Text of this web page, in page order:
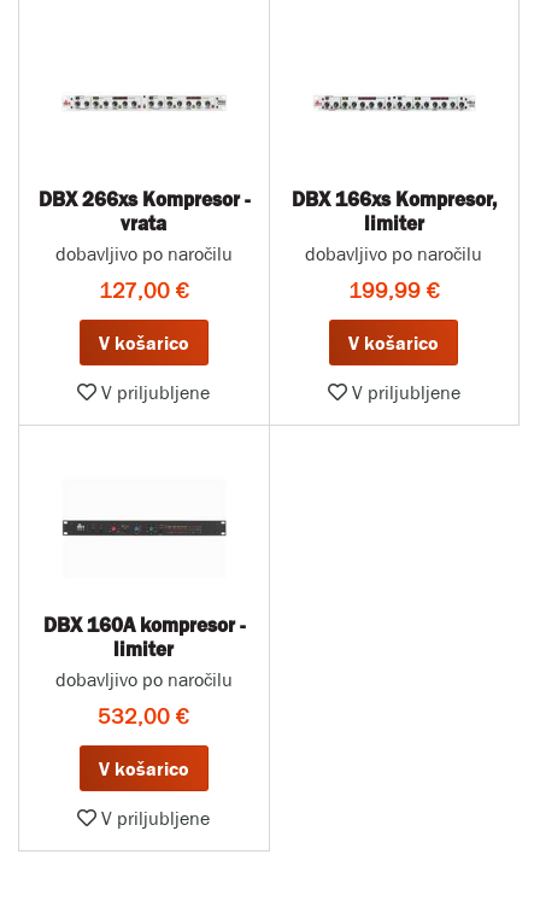
DBX 266xs Kompresor -
vrata
dobavljivo po naročilu
127,00 €
V košarico
V priljubljene
DBX 166xs Kompresor,
limiter
dobavljivo po naročilu
199,99 €
V košarico
V priljubljene
DBX 160A kompresor -
limiter
dobavljivo po naročilu
532,00 €
V košarico
V priljubljene